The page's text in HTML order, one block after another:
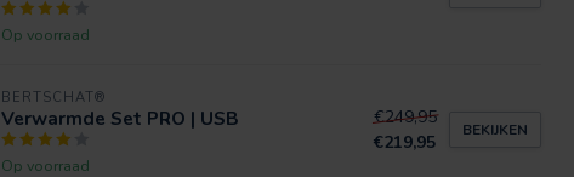
Op voorraad
BERTSCHAT®
Verwarmde Set PRO | USB
Op voorraad
€249,95
€219,95
BEKIJKEN